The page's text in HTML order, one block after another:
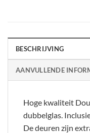
BESCHRIJVING
AANVULLENDE
Hoge kwaliteit
dubbelglas.
De deuren zijn